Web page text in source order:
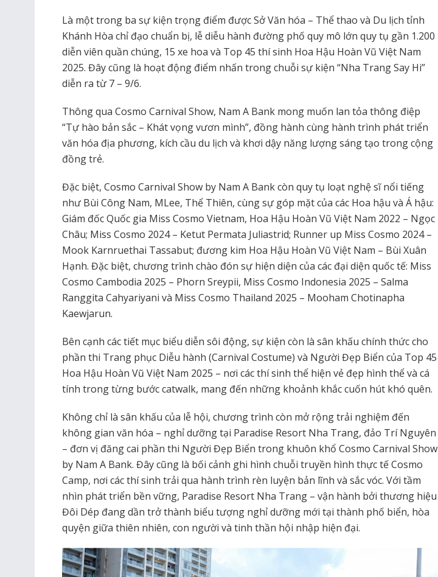
Là một trong ba sự kiện trọng điểm được Sở Văn hóa – Thể thao và Du lịch tỉnh
Khánh Hòa chỉ đạo chuẩn bị, lễ diễu hành đường phố quy mô lớn quy tụ gần 1.200
diễn viên quần chúng, 15 xe hoa và Top 45 thí sinh Hoa Hậu Hoàn Vũ Việt Nam
2025. Đây cũng là hoạt động điểm nhấn trong chuỗi sự kiện “Nha Trang Say Hi”
diễn ra từ 7 – 9/6.
Thông qua Cosmo Carnival Show, Nam A Bank mong muốn lan tỏa thông điệp
“Tự hào bản sắc – Khát vọng vươn mình”, đồng hành cùng hành trình phát triển
văn hóa địa phương, kích cầu du lịch và khơi dậy năng lượng sáng tạo trong cộng
đồng trẻ.
Đặc biệt, Cosmo Carnival Show by Nam A Bank còn quy tụ loạt nghệ sĩ nổi tiếng
như Bùi Công Nam, MLee, Thể Thiên, cùng sự góp mặt của các Hoa hậu và Á hậu:
Giám đốc Quốc gia Miss Cosmo Vietnam, Hoa Hậu Hoàn Vũ Việt Nam 2022 – Ngọc
Châu; Miss Cosmo 2024 – Ketut Permata Juliastrid; Runner up Miss Cosmo 2024 –
Mook Karnruethai Tassabut; đương kim Hoa Hậu Hoàn Vũ Việt Nam – Bùi Xuân
Hạnh. Đặc biệt, chương trình chào đón sự hiện diện của các đại diện quốc tế: Miss
Cosmo Cambodia 2025 – Phorn Sreypii, Miss Cosmo Indonesia 2025 – Salma
Ranggita Cahyariyani và Miss Cosmo Thailand 2025 – Mooham Chotinapha
Kaewjarun.
Bên cạnh các tiết mục biểu diễn sôi động, sự kiện còn là sân khấu chính thức cho
phần thi Trang phục Diễu hành (Carnival Costume) và Người Đẹp Biển của Top 45
Hoa Hậu Hoàn Vũ Việt Nam 2025 – nơi các thí sinh thể hiện vẻ đẹp hình thể và cá
tính trong từng bước catwalk, mang đến những khoảnh khắc cuốn hút khó quên.
Không chỉ là sân khấu của lễ hội, chương trình còn mở rộng trải nghiệm đến
không gian văn hóa – nghỉ dưỡng tại Paradise Resort Nha Trang, đảo Trí Nguyên
– đơn vị đăng cai phần thi Người Đẹp Biển trong khuôn khổ Cosmo Carnival Show
by Nam A Bank. Đây cũng là bối cảnh ghi hình chuỗi truyền hình thực tế Cosmo
Camp, nơi các thí sinh trải qua hành trình rèn luyện bản lĩnh và sắc vóc. Với tầm
nhìn phát triển bền vững, Paradise Resort Nha Trang – vận hành bởi thương hiệu
Đôi Dép đang dần trở thành biểu tượng nghỉ dưỡng mới tại thành phố biển, hòa
quyện giữa thiên nhiên, con người và tinh thần hội nhập hiện đại.